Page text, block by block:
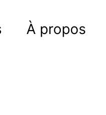
À propos